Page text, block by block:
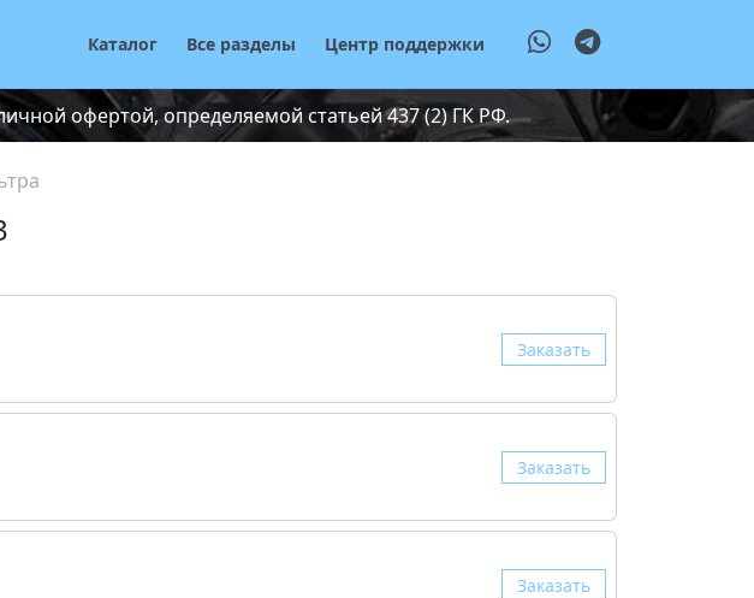
Каталог Все разделы Центр поддержки
офертой, определяемой статьей 437 (2) ГК РФ.
Заказать
Заказать
Заказать